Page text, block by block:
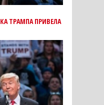
ТРАМПА ПРИВЕЛА